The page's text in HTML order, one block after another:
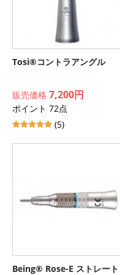
Tosi®コントラアングル
販売価格 7,200円
ポイント 72点
(5)
Being® Rose-E ストレート